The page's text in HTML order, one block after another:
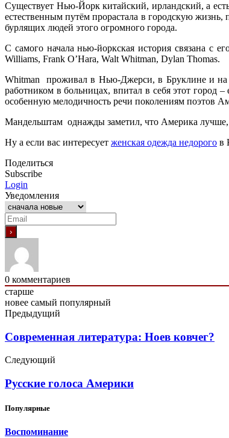
Существует Нью-Йорк китайский, ирландский, а
естественным путём прорастала в городскую
бурлящих людей этого огромного города.
С самого начала нью-йоркская история связана с
Williams, Frank O’Hara, Walt Whitman, Dylan Thomas.
Whitman проживал в Нью-Джерси, в Бруклине и на
работником в больницах, впитал в себя этот
особенную мелодичность речи поколениям поэтов
Мандельштам однажды заметил, что Америка лучше,
Ну а если вас интересует женская одежда недорого в
Поделиться
Subscribe
Login
Уведомления
0 комментариев
старше
новее самый популярный
Предыдущий
Современная литература: Ноев ковчег?
Следующий
Русские голоса Америки
Популярные
Воспоминание